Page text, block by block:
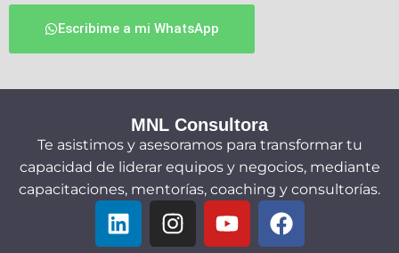
Escribime a mi WhatsApp
MNL Consultora
Te asistimos y asesoramos para transformar tu
capacidad de liderar equipos y negocios, mediante
capacitaciones, mentorías, coaching y consultorías.